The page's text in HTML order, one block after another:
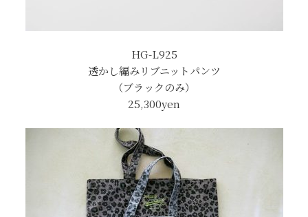
HG-L925
透かし編みリブニットパンツ
（ブラックのみ）
25,300yen